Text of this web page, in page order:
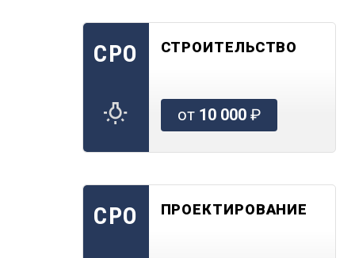
СРО СТРОИТЕЛЬСТВО
от 10 000₽
СРО ПРОЕКТИРОВАНИЕ